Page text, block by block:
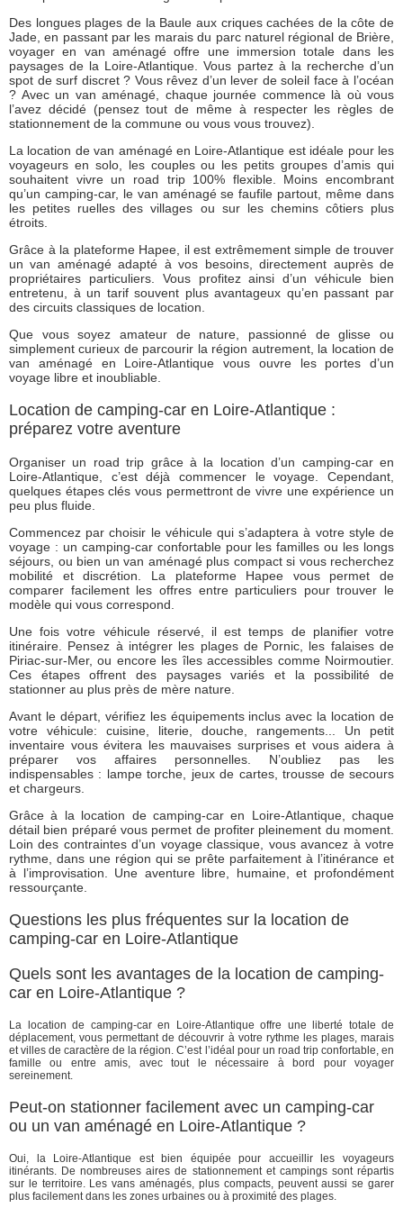
Des longues plages de la Baule aux criques cachées de la côte de
Jade, en passant par les marais du parc naturel régional de Brière,
voyager en van aménagé offre une immersion totale dans les
paysages de la Loire-Atlantique. Vous partez à la recherche d’un
spot de surf discret ? Vous rêvez d’un lever de soleil face à l’océan
? Avec un van aménagé, chaque journée commence là où vous
l’avez décidé (pensez tout de même à respecter les règles de
stationnement de la commune ou vous vous trouvez).
La location de van aménagé en Loire-Atlantique est idéale pour les
voyageurs en solo, les couples ou les petits groupes d’amis qui
souhaitent vivre un road trip 100% flexible. Moins encombrant
qu’un camping-car, le van aménagé se faufile partout, même dans
les petites ruelles des villages ou sur les chemins côtiers plus
étroits.
Grâce à la plateforme Hapee, il est extrêmement simple de trouver
un van aménagé adapté à vos besoins, directement auprès de
propriétaires particuliers. Vous profitez ainsi d’un véhicule bien
entretenu, à un tarif souvent plus avantageux qu’en passant par
des circuits classiques de location.
Que vous soyez amateur de nature, passionné de glisse ou
simplement curieux de parcourir la région autrement, la location de
van aménagé en Loire-Atlantique vous ouvre les portes d’un
voyage libre et inoubliable.
Location de camping-car en Loire-Atlantique :
préparez votre aventure
Organiser un road trip grâce à la location d’un camping-car en
Loire-Atlantique, c’est déjà commencer le voyage. Cependant,
quelques étapes clés vous permettront de vivre une expérience un
peu plus fluide.
Commencez par choisir le véhicule qui s’adaptera à votre style de
voyage : un camping-car confortable pour les familles ou les longs
séjours, ou bien un van aménagé plus compact si vous recherchez
mobilité et discrétion. La plateforme Hapee vous permet de
comparer facilement les offres entre particuliers pour trouver le
modèle qui vous correspond.
Une fois votre véhicule réservé, il est temps de planifier votre
itinéraire. Pensez à intégrer les plages de Pornic, les falaises de
Piriac-sur-Mer, ou encore les îles accessibles comme Noirmoutier.
Ces étapes offrent des paysages variés et la possibilité de
stationner au plus près de mère nature.
Avant le départ, vérifiez les équipements inclus avec la location de
votre véhicule: cuisine, literie, douche, rangements... Un petit
inventaire vous évitera les mauvaises surprises et vous aidera à
préparer vos affaires personnelles. N’oubliez pas les
indispensables : lampe torche, jeux de cartes, trousse de secours
et chargeurs.
Grâce à la location de camping-car en Loire-Atlantique, chaque
détail bien préparé vous permet de profiter pleinement du moment.
Loin des contraintes d’un voyage classique, vous avancez à votre
rythme, dans une région qui se prête parfaitement à l’itinérance et
à l’improvisation. Une aventure libre, humaine, et profondément
ressourçante.
Questions les plus fréquentes sur la location de
camping-car en Loire-Atlantique
Quels sont les avantages de la location de camping-
car en Loire-Atlantique ?
La location de camping-car en Loire-Atlantique offre une liberté totale de
déplacement, vous permettant de découvrir à votre rythme les plages, marais
et villes de caractère de la région. C’est l’idéal pour un road trip confortable, en
famille ou entre amis, avec tout le nécessaire à bord pour voyager
sereinement.
Peut-on stationner facilement avec un camping-car
ou un van aménagé en Loire-Atlantique ?
Oui, la Loire-Atlantique est bien équipée pour accueillir les voyageurs
itinérants. De nombreuses aires de stationnement et campings sont répartis
sur le territoire. Les vans aménagés, plus compacts, peuvent aussi se garer
plus facilement dans les zones urbaines ou à proximité des plages.